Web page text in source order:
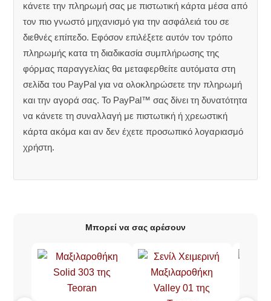
κάνετε την πληρωμή σας με πιστωτική κάρτα μέσα από
τον πιο γνωστό μηχανισμό για την ασφάλειά του σε
διεθνές επίπεδο. Εφόσον επιλέξετε αυτόν τον τρόπο
πληρωμής κατα τη διαδικασία συμπλήρωσης της
φόρμας παραγγελίας θα μεταφερθείτε αυτόματα στη
σελίδα του PayPal για να ολοκληρώσετε την πληρωμή
και την αγορά σας. Το PayPal™ σας δίνει τη δυνατότητα
να κάνετε τη συναλλαγή με πιστωτική ή χρεωστική
κάρτα ακόμα και αν δεν έχετε προσωπικό λογαριασμό
χρήστη.
Μπορεί να σας αρέσουν